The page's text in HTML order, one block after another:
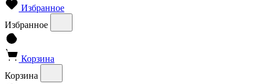
Избранное
Избранное
Корзина
Корзина